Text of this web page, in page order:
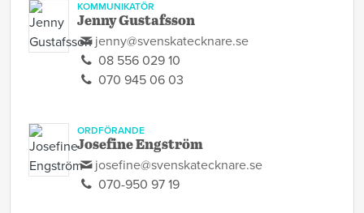
KOMMUNIKATÖR
Jenny Gustafsson
jenny@svenskatecknare.se
08 556 029 10
070 945 06 03
ORDFÖRANDE
Josefine Engström
josefine@svenskatecknare.se
070-950 97 19